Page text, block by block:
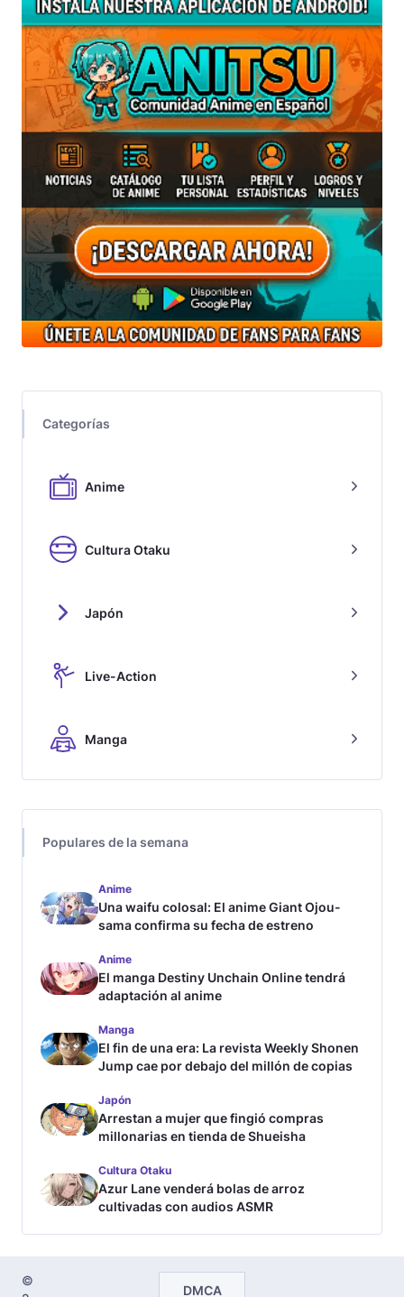
Categorías
Anime
Cultura Otaku
Japón
Live-Action
Manga
Populares de la semana
Anime
Una waifu colosal: El anime Giant Ojou-
sama confirma su fecha de estreno
Anime
El manga Destiny Unchain Online tendrá
adaptación al anime
Manga
El fin de una era: La revista Weekly Shonen
Jump cae por debajo del millón de copias
Japón
Arrestan a mujer que fingió compras
millonarias en tienda de Shueisha
Cultura Otaku
Azur Lane venderá bolas de arroz
cultivadas con audios ASMR
©
DMCA